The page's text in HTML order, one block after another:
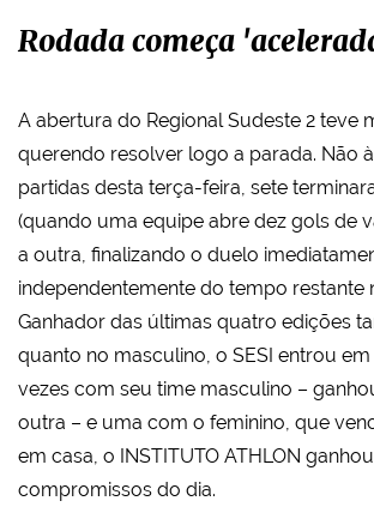
Rodada começa
A abertura do Regional Sudeste 2 teve
querendo resolver logo a parada. Não
partidas desta terça-feira, sete
(quando uma equipe abre dez gols de
a outra, finalizando o duelo
independentemente do tempo restante
Ganhador das últimas quatro edições
quanto no masculino, o SESI entrou
vezes com seu time masculino –
outra – e uma com o feminino, que
em casa, o INSTITUTO ATHLON
compromissos do dia.